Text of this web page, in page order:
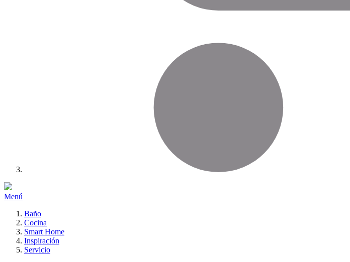
Menú
Baño
Cocina
Smart Home
Inspiración
Servicio